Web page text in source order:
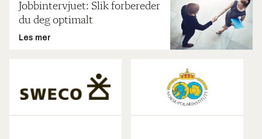
Jobbintervjuet: Slik forbereder
du deg optimalt
Les mer